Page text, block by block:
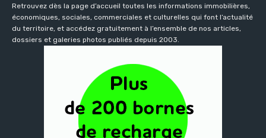
Retrouvez dès la page d’accueil toutes les informations immobilières,
économiques, sociales, commerciales et culturelles qui font l’actualité
du territoire, et accédez gratuitement à l’ensemble de nos articles,
dossiers et galeries photos publiés depuis 2003.